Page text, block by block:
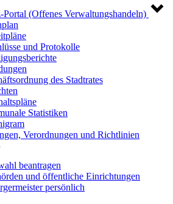
Portal (Offenes Verwaltungshandeln)
und Protokolle
des Stadtrates
Statistiken
Verordnungen und Richtlinien
beantragen
und öffentliche Einrichtungen
persönlich